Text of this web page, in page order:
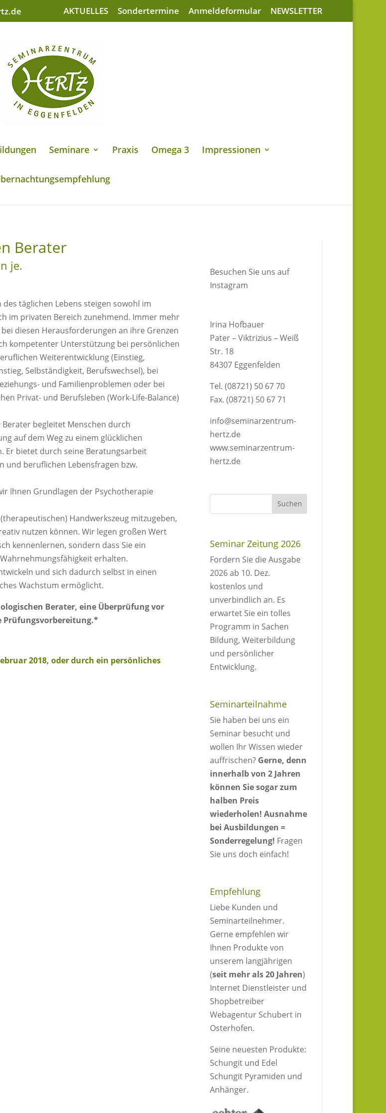
AKTUELLES Sondertermine Anmeldeformular NEWSLETTER
Seminare Praxis Omega 3 Impressionen
Berater
je.
täglichen Lebens steigen sowohl im
im privaten Bereich zunehmend. Immer mehr
diesen Herausforderungen an ihre Grenzen
kompetenter Unterstützung bei persönlichen
Weiterentwicklung (Einstieg,
Selbständigkeit, Berufswechsel), bei
und Familienproblemen oder bei
Privat- und Berufsleben (Work-Life-Balance)
Berater begleitet Menschen durch
auf dem Weg zu einem glücklichen
Er bietet durch seine Beratungsarbeit
und beruflichen Lebensfragen bzw.
Ihnen Grundlagen der Psychotherapie
Handwerkszeug mitzugeben,
nutzen können. Wir legen großen Wert
kennenlernen, sondern dass Sie ein
erhalten.
und sich dadurch selbst in einen
Wachstum ermöglicht.
Berater, eine Überprüfung vor
Prüfungsvorbereitung.*
2018, oder durch ein persönliches
Besuchen Sie uns auf
Instagram
Irina Hofbauer
Pater – Viktrizius – Weiß
Str. 18
84307 Eggenfelden
Tel. (08721) 50 67 70
Fax. (08721) 50 67 71
info@seminarzentrum-
hertz.de
www.seminarzentrum-
hertz.de
Seminar Zeitung 2026
Fordern Sie die Ausgabe
2026 ab 10. Dez.
kostenlos und
unverbindlich an. Es
erwartet Sie ein tolles
Programm in Sachen
Bildung, Weiterbildung
und persönlicher
Entwicklung.
Seminarteilnahme
Sie haben bei uns ein
Seminar besucht und
wollen Ihr Wissen wieder
auffrischen? Gerne, denn
innerhalb von 2 Jahren
können Sie sogar zum
halben Preis
wiederholen! Ausnahme
bei Ausbildungen =
Sonderregelung! Fragen
Sie uns doch einfach!
Empfehlung
Liebe Kunden und
Seminarteilnehmer.
Gerne empfehlen wir
Ihnen Produkte von
unserem langjährigen
(seit mehr als 20 Jahren)
Internet Dienstleister und
Shopbetreiber
Webagentur Schubert in
Osterhofen.
Seine neuesten Produkte:
Schungit und Edel
Schungit Pyramiden und
Anhänger.